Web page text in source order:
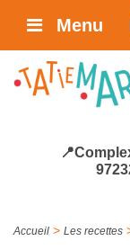
Menu
Accueil > Les recettes